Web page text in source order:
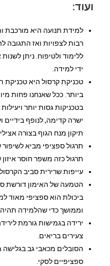
ועוד:
למידת תנועה היא מורכבת
רבות לצפויות ואז התגובה
ללימוד ולטיפוח. ניתן
ידי למידה.
טכניקת קרסול היא טכניקת
ביותר. ככל שאנחנו פחות
בטכניקות גסות יותר
ישרה קדימה, לנופף בידיים
תיקון מנח הגוף בצורה
תרגול ספציפי מביא לשיפור
תרגול כזה משפר חוסר איזון
עייפות שרירית סביב
הטמעה של האימון דורשת
ביכולת הוא ספציפי מאוד
וממושך כדי שהלמידה
ירידה בגמישות גורמת
צעירים בריאים.
הסובלים מכאבי גב בגלישה
ספציפיים לסקי.